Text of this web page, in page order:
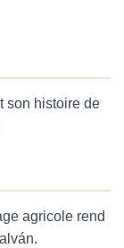
son histoire de
agricole rend